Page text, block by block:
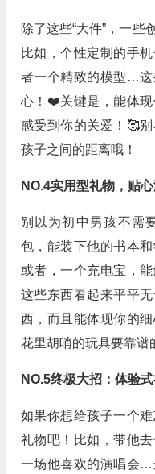
除了这些“大件”，一些
比如，个性定制的手
者一个精致的模型…这
心！❤️关键是，能体现
感受到你的关爱！🥰
孩子之间的距离哦！
NO.4实用型礼物，贴
别以为初中男孩不需
包，能装下他的书本
或者，一个充电宝，
这些东西看起来平平
西，而且能体现你的
花里胡哨的玩具要靠谱
NO.5终极大招：体验
如果你想给孩子一个
礼物吧！比如，带他
一场他喜欢的演唱会…